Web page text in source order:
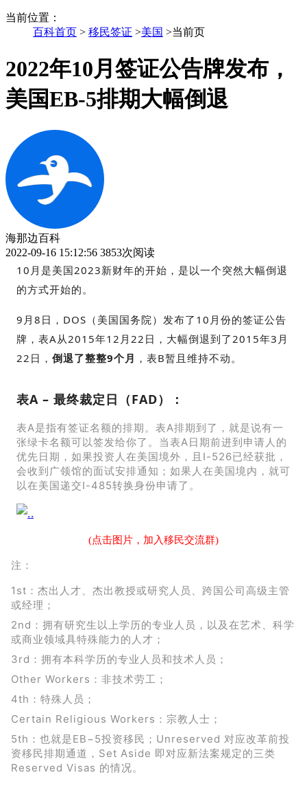
当前位置 ：
百科首页 > 移民签证 >美国 >当前页
2022年10月签证公告牌发布，
美国EB-5排期大幅倒退
海那边百科
2022-09-16 15:12:56 3853次阅读
10月是美国2023新财年的开始，是以一个突然大幅倒退
的方式开始的。
9月8日，DOS（美国国务院）发布了10月份的签证公告
牌，表A从2015年12月22日，大幅倒退到了2015年3月
22日， 倒退了整整9个月 ，表B暂且维持不动。
表A – 最终裁定日（FAD）：
表A是指有签证名额的排期。表A排期到了，就是说有一
张绿卡名额可以签发给你了。当表A日期前进到申请人的
优先日期，如果投资人在美国境外，且I-526已经获批，
会收到广领馆的面试安排通知；如果人在美国境内，就可
以在美国递交I-485转换身份申请了。
(点击图片，加入移民交流群)
注：
1st：杰出人才、杰出教授或研究人员、跨国公司高级主管
或经理；
2nd：拥有研究生以上学历的专业人员，以及在艺术、科学
或商业领域具特殊能力的人才；
3rd：拥有本科学历的专业人员和技术人员；
Other Workers：非技术劳工；
4th：特殊人员；
Certain Religious Workers：宗教人士；
5th：也就是EB−5投资移民；Unreserved 对应改革前投
资移民排期通道，Set Aside 即对应新法案规定的三类
Reserved Visas 的情况。